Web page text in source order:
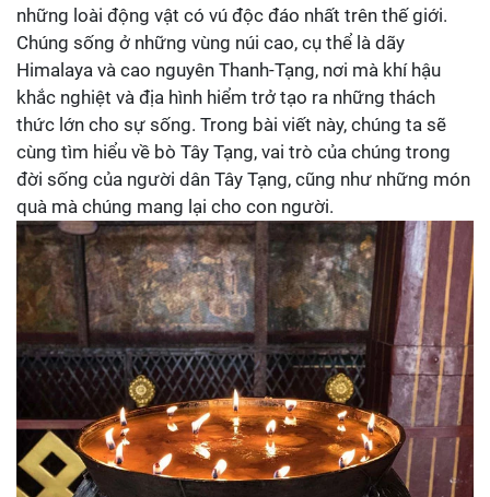
những loài động vật có vú độc đáo nhất trên thế giới.
Chúng sống ở những vùng núi cao, cụ thể là dãy
Himalaya và cao nguyên Thanh-Tạng, nơi mà khí hậu
khắc nghiệt và địa hình hiểm trở tạo ra những thách
thức lớn cho sự sống. Trong bài viết này, chúng ta sẽ
cùng tìm hiểu về bò Tây Tạng, vai trò của chúng trong
đời sống của người dân Tây Tạng, cũng như những món
quà mà chúng mang lại cho con người.